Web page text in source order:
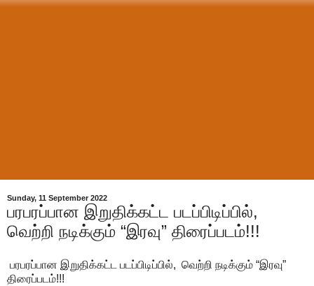
Sunday, 11 September 2022
பரபரப்பான இறுதிக்கட்ட படப்பிடிப்பில்,
வெற்றி நடிக்கும் “இரவு” திரைப்படம்!!!
பரபரப்பான இறுதிக்கட்ட படப்பிடிப்பில், வெற்றி நடிக்கும் “இரவு”
திரைப்படம்!!!